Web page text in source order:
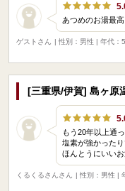
あつめのお湯最
ゲストさん
| 性別：男性 | 年代：
[三重県/伊賀] 島ヶ原
もう20年以上通
塩素が強かった
ほんとうにいいお
くるくるさんさん
| 性別：男性 |